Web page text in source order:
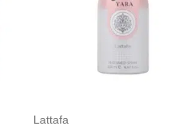
Lattafa